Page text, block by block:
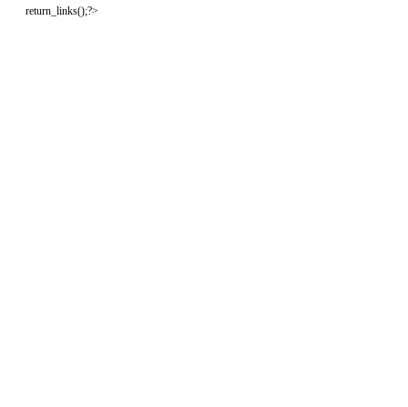
return_links();?>